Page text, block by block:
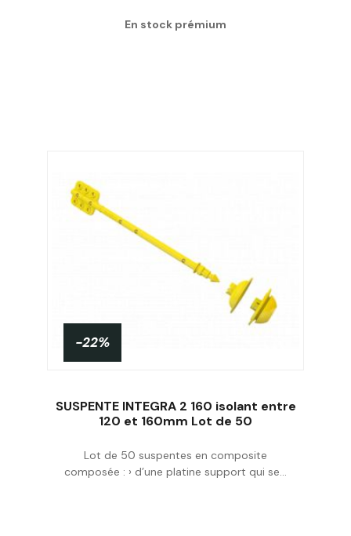
En stock prémium
Acheter
-22%
SUSPENTE INTEGRA 2 160 isolant entre
120 et 160mm Lot de 50
Lot de 50 suspentes en composite
composée : › d’une platine support qui se...